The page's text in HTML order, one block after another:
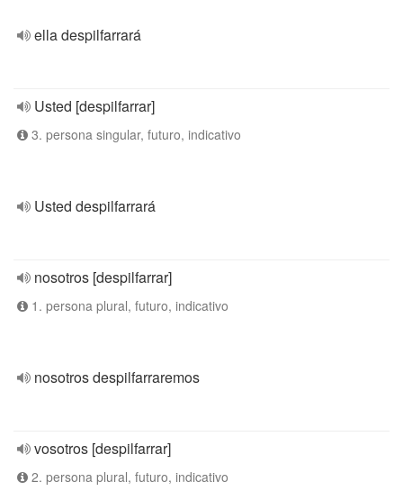
ella despilfarrará
Usted [despilfarrar]
3. persona singular, futuro, indicativo
Usted despilfarrará
nosotros [despilfarrar]
1. persona plural, futuro, indicativo
nosotros despilfarraremos
vosotros [despilfarrar]
2. persona plural, futuro, indicativo